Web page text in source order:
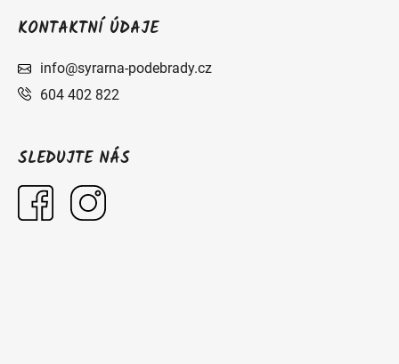
KONTAKTNÍ ÚDAJE
info@syrarna-podebrady.cz
604 402 822
SLEDUJTE NÁS